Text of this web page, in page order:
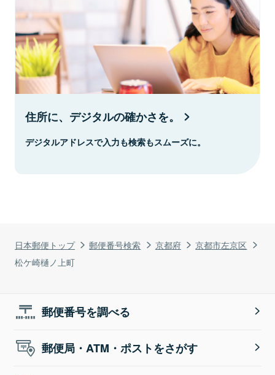
日本郵便トップ 郵便番号検索 京都府
京都市左京区
松ケ崎樋ノ上町
住所に、デジタルの確かさを。
デジタルアドレスで入力も検索もスムーズに。
郵便番号を調べる
郵便局・ATM・ポストをさがす